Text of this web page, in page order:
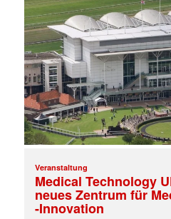
Veranstaltung
Medical Technology
neues Zentrum für
-Innovation